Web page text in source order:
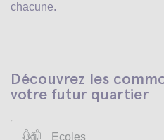
chacune.
Découvrez les
votre futur quartier
Ecoles